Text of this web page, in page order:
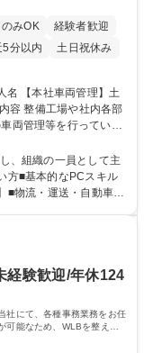
みOK
経験者歓迎
5分以内 土日祝休み
両管理等を行っていた
両を速やかにメンテナ
・調整■車両の入出庫
進捗管理等※弊社事業
休2日制です。 募集
務/働きやすさ◎
、組織の一員として主
方■基本的なPCスキル
見積もりを精査し、無
覚が身につきます。■
ング等を管理し調整す
大学院 大学 語学力： 資格：
経験歓迎/年休124
社にて、各種事務業務をお任
能なため、WLBを整えた